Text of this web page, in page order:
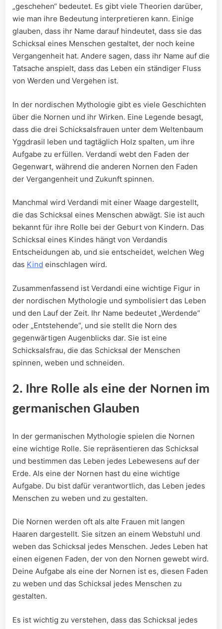
„geschehen“ bedeutet. Es gibt viele Theorien darüber,
wie man ihre Bedeutung interpretieren kann. Einige
glauben, dass ihr Name darauf hindeutet, dass sie das
Schicksal eines Menschen gestaltet, der noch keine
Vergangenheit hat. Andere sagen, dass ihr Name auf die
Tatsache anspielt, dass das Leben ein ständiger Fluss
von Werden und Vergehen ist.
In der nordischen Mythologie gibt es viele Geschichten
über die Nornen und ihr Wirken. Eine Legende besagt,
dass die drei Schicksalsfrauen unter dem Weltenbaum
Yggdrasil leben und tagtäglich Holz spalten, um ihre
Aufgabe zu erfüllen. Verdandi webt den Faden der
Gegenwart, während die anderen Nornen den Faden
der Vergangenheit und Zukunft spinnen.
Manchmal wird Verdandi mit einer Waage dargestellt,
die das Schicksal eines Menschen abwägt. Sie ist auch
bekannt für ihre Rolle bei der Geburt von Kindern. Das
Schicksal eines Kindes hängt von Verdandis
Entscheidungen ab, und sie entscheidet, welchen Weg
das Kind einschlagen wird.
Zusammenfassend ist Verdandi eine wichtige Figur in
der nordischen Mythologie und symbolisiert das Leben
und den Lauf der Zeit. Ihr Name bedeutet „Werdende“
oder „Entstehende“, und sie stellt die Norn des
gegenwärtigen Augenblicks dar. Sie ist eine
Schicksalsfrau, die das Schicksal der Menschen
spinnen, weben und schneiden.
2. Ihre Rolle als eine der Nornen im
germanischen Glauben
In der germanischen Mythologie spielen die Nornen
eine wichtige Rolle. Sie repräsentieren das Schicksal
und bestimmen das Leben jedes Lebewesens auf der
Erde. Als eine der Nornen hast du eine wichtige
Aufgabe. Du bist dafür verantwortlich, das Leben jedes
Menschen zu weben und zu gestalten.
Die Nornen werden oft als alte Frauen mit langen
Haaren dargestellt. Sie sitzen an einem Webstuhl und
weben das Schicksal jedes Menschen. Jedes Leben hat
einen eigenen Faden, der von den Nornen gewebt wird.
Deine Aufgabe als eine der Nornen ist es, diesen Faden
zu weben und das Schicksal jedes Menschen zu
gestalten.
Es ist wichtig zu verstehen, dass das Schicksal jedes